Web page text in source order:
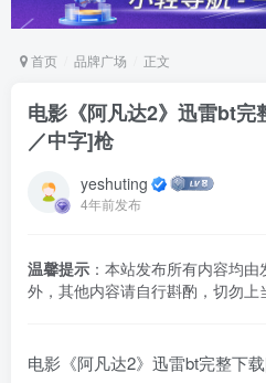
首页 品牌广场 正文
电影《阿凡达2》迅雷bt
／中字]枪
yeshuting
4年前发布
温馨提示 ：本站发布所有内容均
外，其他内容请自行斟酌，切勿上
电影《阿凡达2》迅雷bt完整下